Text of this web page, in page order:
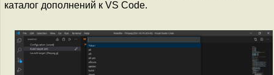
каталог дополнений к VS Code.